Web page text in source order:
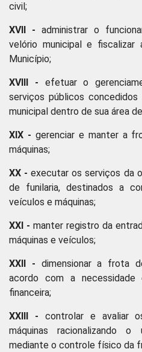
civil;
XVII - administrar o
velório municipal e fiscalizar
Município;
XVIII - efetuar o
serviços públicos
municipal dentro de sua área
XIX - gerenciar e manter a
máquinas;
XX - executar os serviços da
de funilaria, destinados a
veículos e máquinas;
XXI - manter registro da
máquinas e veículos;
XXII - dimensionar a frota
acordo com a necessidade
financeira;
XXIII - controlar e avaliar
máquinas racionalizando
mediante o controle físico da